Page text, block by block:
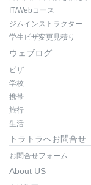
IT/Webコース
ジムインストラクター
学生ビザ変更見積り
ウェブログ
ビザ
学校
携帯
旅行
生活
トラトラへお問合せ
お問合せフォーム
About US